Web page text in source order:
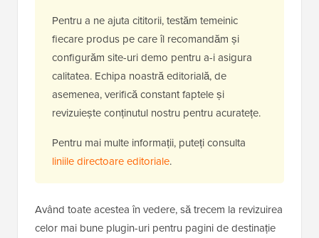
Pentru a ne ajuta cititorii, testăm temeinic
fiecare produs pe care îl recomandăm și
configurăm site-uri demo pentru a-i asigura
calitatea. Echipa noastră editorială, de
asemenea, verifică constant faptele și
revizuiește conținutul nostru pentru acuratețe.
Pentru mai multe informații, puteți consulta
liniile directoare editoriale.
Având toate acestea în vedere, să trecem la revizuirea
celor mai bune plugin-uri pentru pagini de destinație